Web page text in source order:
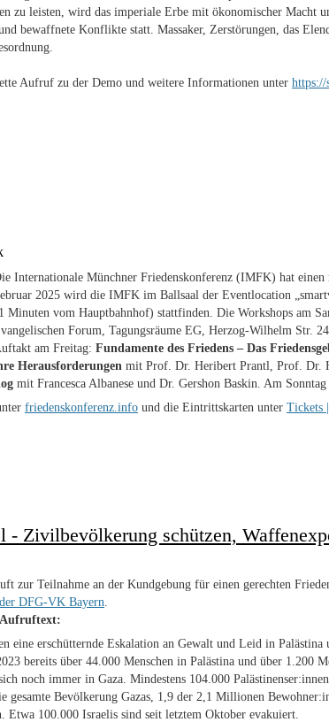
zu leisten, wird das imperiale Erbe mit ökonomischer Macht
bewaffnete Konflikte statt. Massaker, Zerstörungen, das
Aufruf zu der Demo und weitere Informationen unter https://
Internationale Münchner Friedenskonferenz (IMFK) hat einen
2025 wird die IMFK im Ballsaal der Eventlocation
Minuten vom Hauptbahnhof) stattfinden. Die Workshops am
Forum, Tagungsräume EG, Herzog-Wilhelm Str. 24
am Freitag: Fundamente des Friedens – Das
Herausforderungen mit Prof. Dr. Heribert Prantl, Prof. Dr.
mit Francesca Albanese und Dr. Gershon Baskin. Am Sonntag
friedenskonferenz.info und die Eintrittskarten unter Tickets
- Zivilbevölkerung schützen,
zur Teilnahme an der Kundgebung für einen gerechten
DFG-VK Bayern
eine erschütternde Eskalation an Gewalt und Leid in
bereits über 44.000 Menschen in Palästina und über 1.200
noch immer in Gaza. Mindestens 104.000
gesamte Bevölkerung Gazas, 1,9 der 2,1 Millionen
Etwa 100.000 Israelis sind seit letztem Oktober evakuiert.